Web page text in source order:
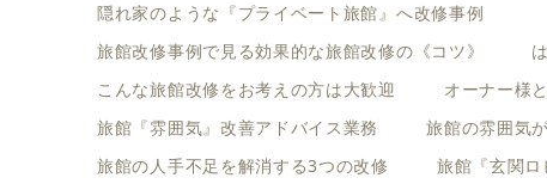
隠れ家のような『プライベート旅館』へ改修事例
旅館改修事例で見る効果的な旅館改修の《コツ》
こんな旅館改修をお考えの方は大歓迎
オーナー様
旅館『雰囲気』改善アドバイス業務
旅館の雰囲気
旅館の人手不足を解消する3つの改修
旅館『玄関